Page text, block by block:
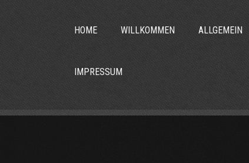
HOME WILLKOMMEN ALLGEMEIN
IMPRESSUM